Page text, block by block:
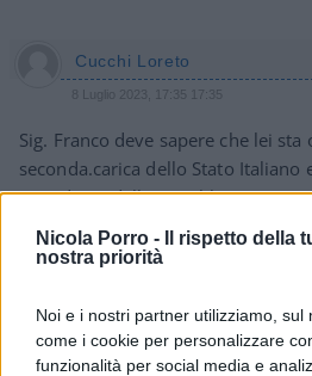
Nicola Porro -
Il rispetto della
nostra priorità
Noi e i nostri partner utilizziamo, sul
come i cookie per personalizzare
funzionalità per social media e
Cucchi Loreto
8 Luglio 2023, 17:35 17:35
Sig. Franco deve sapere che lei
seconda.carica dello Stato Italiano
Presidente della Repubbica come
Studia